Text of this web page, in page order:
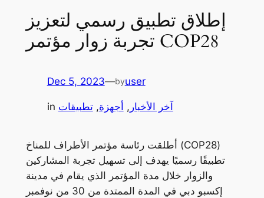
إطلاق تطبيق رسمي لتعزيز
تجربة زوار مؤتمر COP28
Dec 5, 2023—byuser
in آخر الأخبار , أجهزة, تطبيقات
أطلقت رئاسة مؤتمر الأطراف للمناخ (COP28)
تطبيقًا رسميًا يهدف إلى تسهيل تجربة المشاركين
والزوار خلال مدة المؤتمر الذي يقام في مدينة
إكسبو دبي في المدة الممتدة من 30 من نوفمبر